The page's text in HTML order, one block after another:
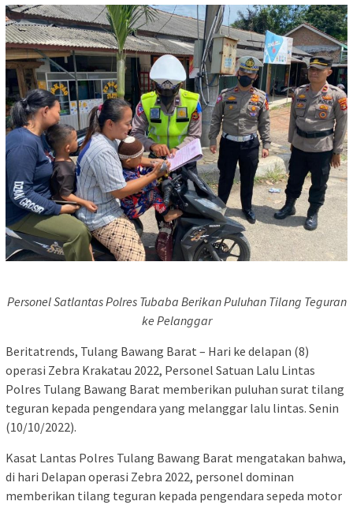
Personel Satlantas Polres Tubaba Berikan Puluhan Tilang Teguran
ke Pelanggar
Beritatrends, Tulang Bawang Barat – Hari ke delapan (8)
operasi Zebra Krakatau 2022, Personel Satuan Lalu Lintas
Polres Tulang Bawang Barat memberikan puluhan surat tilang
teguran kepada pengendara yang melanggar lalu lintas. Senin
(10/10/2022).
Kasat Lantas Polres Tulang Bawang Barat mengatakan bahwa,
di hari Delapan operasi Zebra 2022, personel dominan
memberikan tilang teguran kepada pengendara sepeda motor